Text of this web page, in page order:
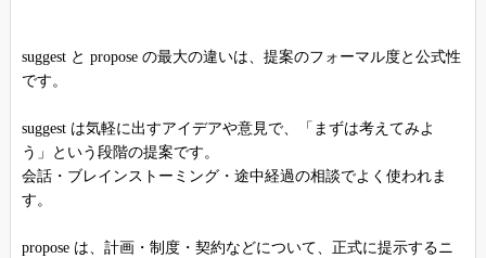
suggest と propose の最大の違いは、提案のフォーマル度と公式性
です。
suggest は気軽に出すアイデアや意見で、「まずは考えてみよ
う」という段階の提案です。
会話・ブレインストーミング・途中経過の相談でよく使われま
す。
propose は、計画・制度・契約などについて、正式に提示するニ